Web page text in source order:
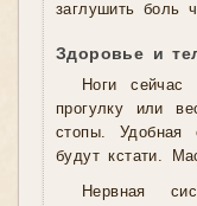
заглушить боль
Здоровье и
Ноги сейчас
прогулку или
стопы. Удобная
будут кстати.
Нервная